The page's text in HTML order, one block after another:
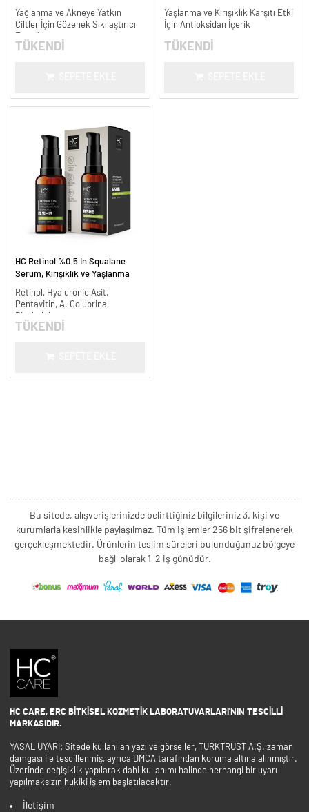
30 ml.
Yağlanma ve Akneye Yatkın
Ciltler İçin Gözenek Sıkılaştırıcı
TÜKENDİ
Yaşlanma ve Kırışıklık Karşıtı Etki
İçin Antioksidan İçerik
TÜKENDİ
HC Retinol %0.5 In Squalane
Serum, Kırışıklık ve Yaşlanma
Retinol, Hyaluronic Asit,
Pentavitin, A. Colubrina,
Bisabolol
TÜKENDİ
Bu sitede, alışverişlerinizde belirttiğiniz bilgileriniz 3. kişi ve
kurumlarla kesinlikle paylaşılmaz. Tüm işlemler 256 bit şifrelenerek
gerçekleşmektedir. Ürünlerin teslim süreleri bulunduğunuz bölgeye
bağlı olarak 1-2 iş günüdür.
HC CARE, ERC BITKISEL KOZMETIK LABORATUVARLARI'NIN TESCILLI
MARKASIDIR.
YASAL UYARI: Sitede kullanılan yazı ve görseller, TURKTRUST A.Ş. zaman
damgası ile tescillenmiş, ayrıca DMCA tarafından koruma altına alınmıştır.
Üzerinde değişiklik yapılarak dahi kullanımı halinde herhangi bir uyarı
yapılmaksızın hukiki işlem başlatılacaktır.
İletişim